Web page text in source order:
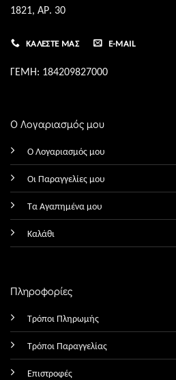
1821, ΑΡ. 30
ΚΑΛΈΣΤΕ ΜΑΣ E-MAIL
ΓΕΜΗ: 184209827000
Ο Λογαριασμός μου
Ο Λογαριασμός μου
Οι Παραγγελίες μου
Τα Αγαπημένα μου
Καλάθι
Πληροφορίες
Τρόποι Πληρωμής
Τρόποι Παραγγελίας
Επιστροφές